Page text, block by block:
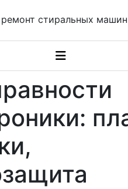
стиральных машин